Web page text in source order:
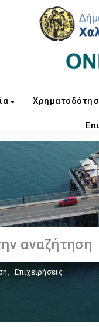
, Επιχειρήσεις